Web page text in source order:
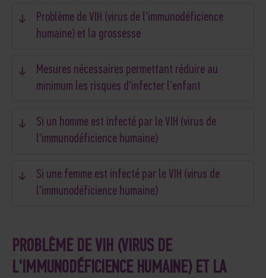
Problème de VIH (virus de l'immunodéficience
humaine) et la grossesse
Mesures nécessaires permettant réduire au
minimum les risques d'infecter l'enfant
Si un homme est infecté par le VIH (virus de
l'immunodéficience humaine)
Si une femme est infecté par le VIH (virus de
l'immunodéficience humaine)
PROBLÈME DE VIH (VIRUS DE
L'IMMUNODÉFICIENCE HUMAINE) ET LA